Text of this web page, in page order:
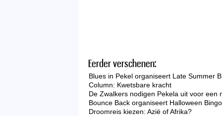
Eerder verschenen:
Blues in Pekel organiseert Late Summer
Column: Kwetsbare kracht
De Zwalkers nodigen Pekela uit voor een
Bounce Back organiseert Halloween
Droomreis kiezen: Azië of Afrika?